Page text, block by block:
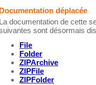
Documentation déplacée
La documentation de cette
sont désormais
File
Folder
ZIPArchive
ZIPFile
ZIPFolder